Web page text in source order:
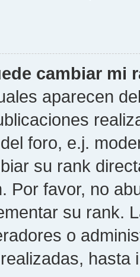
cambiar mi
aparecen
foro, e.j.
su rank
Por favor, no
su rank.
o
hasta